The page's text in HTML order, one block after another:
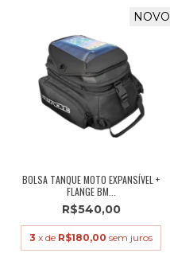
NOVO
BOLSA TANQUE MOTO EXPANSÍVEL +
FLANGE BM...
R$540,00
3 x de R$180,00 sem juros